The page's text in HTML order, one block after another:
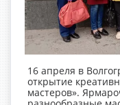
16 апреля в
открытие
мастеров».